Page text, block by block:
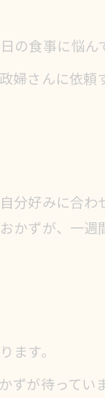
食事に悩ん
婦さんに依
分好みに合
かずが、一
す。
が待ってい